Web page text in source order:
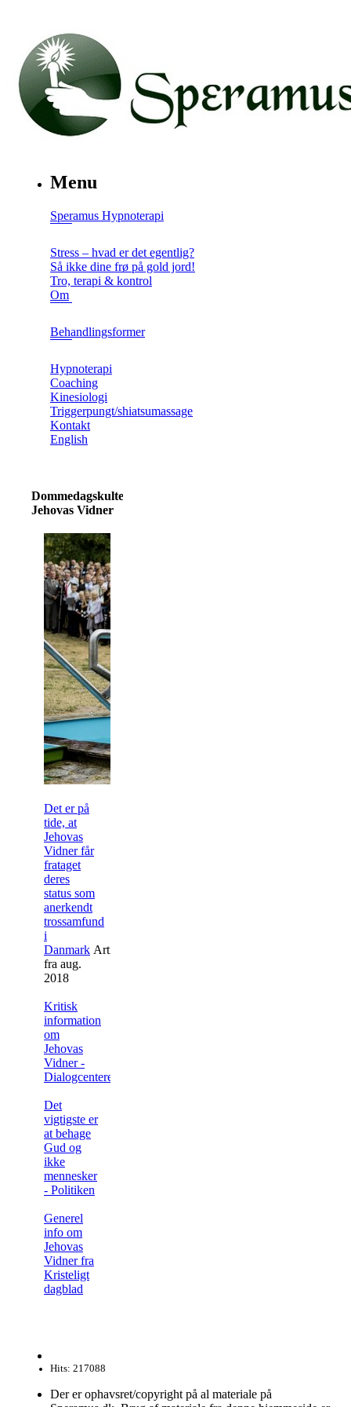
Menu
Speramus Hypnoterapi
Stress – hvad er det egentlig?
Så ikke dine frø på gold jord!
Tro, terapi & kontrol
Om
Behandlingsformer
Hypnoterapi
Coaching
Kinesiologi
Triggerpungt/shiatsumassage
Kontakt
English
Dommedagskulten
Jehovas Vidner
Det er på
tide, at
Jehovas
Vidner får
frataget
deres
status som
anerkendt
trossamfund
i
Danmark Artikel
fra aug.
2018
Kritisk
information
om
Jehovas
Vidner -
Dialogcenteret
Det
vigtigste er
at behage
Gud og
ikke
mennesker
- Politiken
Generel
info om
Jehovas
Vidner fra
Kristeligt
dagblad
Hits: 217088
Der er ophavsret/copyright på al materiale på